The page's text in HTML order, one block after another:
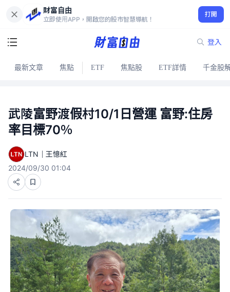
財富自由
立即使用APP，開啟您的股市智慧導航！
打開
登入
最新文章 焦點 ETF 焦點股 ETF詳情 千金股
武陵富野渡假村10/1日營運 富野:住房
率目標70％
LTN｜王憶紅
2024/09/30 01:04